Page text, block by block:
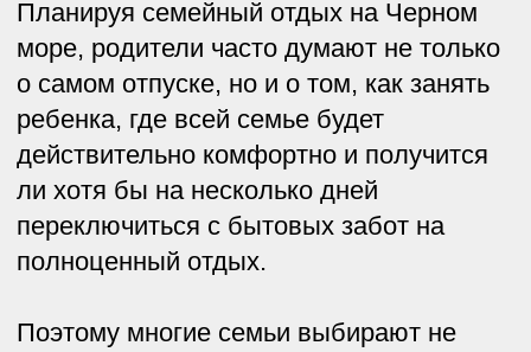
отдыха, где уже продуманы активности
комфортная инфраструктура для
спокойного отпуска без постоянной
организационной нагрузки.
Ниже — о том, почему такой формат
становится все популярнее, чем он
отличается от обычных курортных
отелей и что важно учитывать при
поездке на море с детьми.